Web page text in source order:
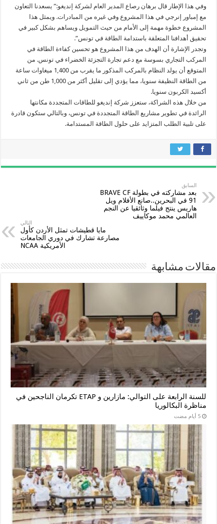
وفي هذا الإطار قال برهان رصاع المدير العام لشركة إنديغو:” يسعدنا التعاون
مع إمباور إنرجي في هذا المشروع وفي غيره من المبادرات. ويمثل هذا
المشروع خطوة مهمة إلى الأمام من حيث التمويل ويساهم بشكل كبير في
تحقيق أهدافنا المتعلقة باستدامة الطاقة في تونس”.
وتجدر الإشارة أن الهدف من هذا المشروع هو تحسين كفاءة الطاقة في
المركب التجاري بسوسة مع دعم تجارة التجزئة الخضراء في تونس. من
المتوقع أن يولد النظام بالمركب المذكور ما يقرب من 1,400 ميغاوات ساعة
من الطاقة النظيفة سنويا، مما يؤدي إلى تقليل أكثر من 1,000 طن من ثاني
أكسيد الكربون سنويا.
من خلال هذه الشراكة، ستعزز شركة إنديغو للطاقات المتجددة مكانتها
الرائدة في تطوير مشاريع الطاقة المتجددة في تونس، وبالتالي ستكون قادرة
على تلبية الطلب المتزايد على حلول الطاقة المستدامة.
السابق
بعد مشاركته في بطولة BRAVE CF
91 في البحرين..صانع الأفلام ويل
هاريس ينتج فيلما وثائقيا عن النجم
العالمي محمد موكاييف
التالي
مايا قطيشات تمثل الأردن كأول
مصارعة تشارك في دوري الجامعات
الأمريكية NCAA
مقالات مشابهة
للسنة الرابعة على التوالي: مازارين و ETAP تكرمان الناجحين في
مناظرة البكالوريا
‏5 أيام مضت